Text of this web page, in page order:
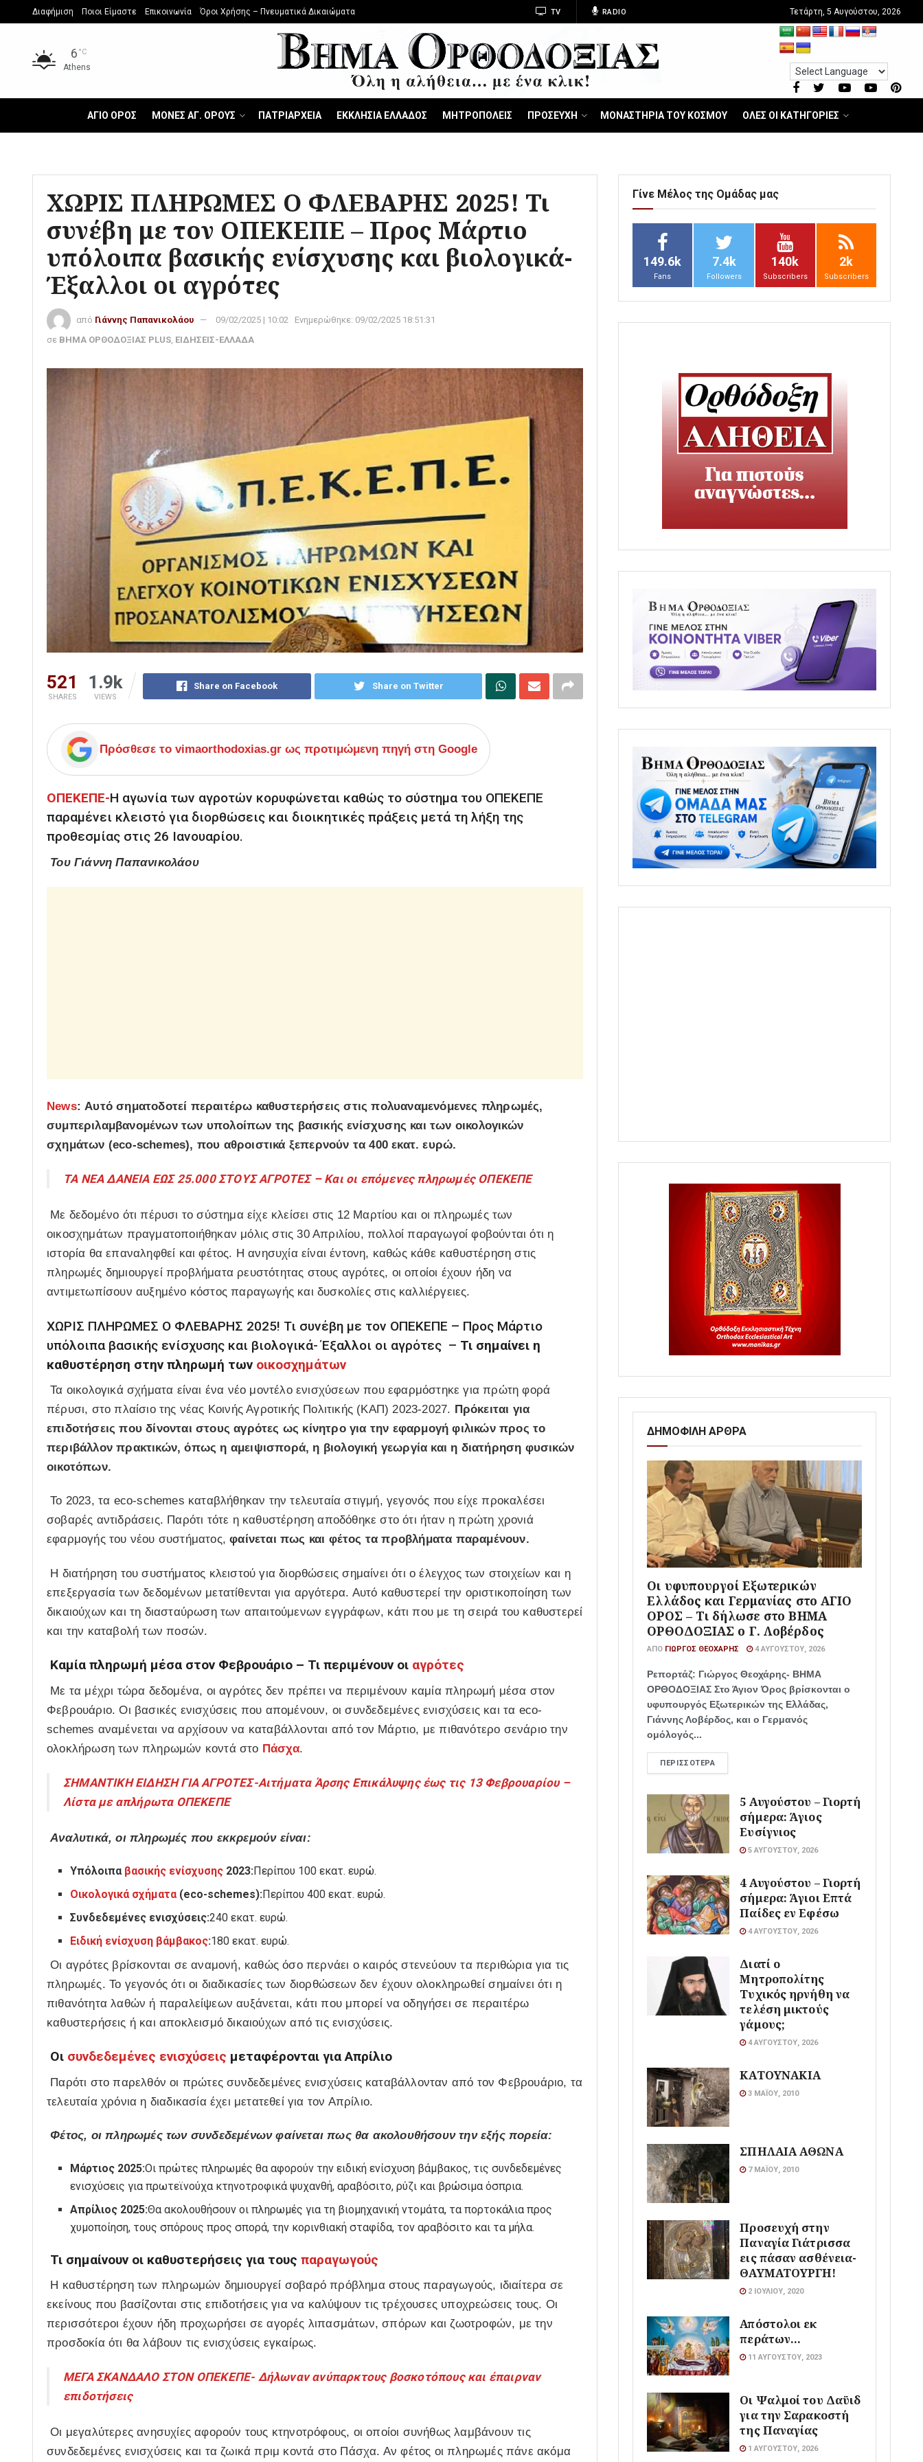
Διαφήμιση Ποιοι Είμαστε Επικοινωνία Όροι Χρήσης – Πνευματικά Δικαιώματα TV RADIO Τετάρτη, 5 Αυγούστου, 2026
6 °C
Athens
ΑΓΙΟ ΟΡΟΣ ΜΟΝΕΣ ΑΓ. ΟΡΟΥΣ ΠΑΤΡΙΑΡΧΕΙΑ ΕΚΚΛΗΣΙΑ ΕΛΛΑΔΟΣ ΜΗΤΡΟΠΟΛΕΙΣ ΠΡΟΣΕΥΧΗ ΜΟΝΑΣΤΗΡΙΑ ΤΟΥ ΚΟΣΜΟΥ ΟΛΕΣ ΟΙ ΚΑΤΗΓΟΡΙΕΣ
ΧΩΡΙΣ ΠΛΗΡΩΜΕΣ Ο ΦΛΕΒΑΡΗΣ 2025! Τι
συνέβη με τον ΟΠΕΚΕΠΕ – Προς Μάρτιο
υπόλοιπα βασικής ενίσχυσης και βιολογικά-
Έξαλλοι οι αγρότες
από Γιάννης Παπανικολάου 09/02/2025 | 10:02 Ενημερώθηκε: 09/02/2025 18:51:31
σε ΒΗΜΑ ΟΡΘΟΔΟΞΙΑΣ PLUS, ΕΙΔΗΣΕΙΣ-ΕΛΛΑΔΑ
521
SHARES
1.9k
VIEWS
Share on Facebook Share on Twitter
Πρόσθεσε το vimaorthodoxias.gr ως προτιμώμενη πηγή στη Google
ΟΠΕΚΕΠΕ-Η αγωνία των αγροτών κορυφώνεται καθώς το σύστημα του ΟΠΕΚΕΠΕ
παραμένει κλειστό για διορθώσεις και διοικητικές πράξεις μετά τη λήξη της
προθεσμίας στις 26 Ιανουαρίου.
Του Γιάννη Παπανικολάου
News: Αυτό σηματοδοτεί περαιτέρω καθυστερήσεις στις πολυαναμενόμενες πληρωμές,
συμπεριλαμβανομένων των υπολοίπων της βασικής ενίσχυσης και των οικολογικών
σχημάτων (eco-schemes), που αθροιστικά ξεπερνούν τα 400 εκατ. ευρώ.
ΤΑ ΝΕΑ ΔΑΝΕΙΑ ΕΩΣ 25.000 ΣΤΟΥΣ ΑΓΡΟΤΕΣ – Και οι επόμενες πληρωμές ΟΠΕΚΕΠΕ
Με δεδομένο ότι πέρυσι το σύστημα είχε κλείσει στις 12 Μαρτίου και οι πληρωμές των
οικοσχημάτων πραγματοποιήθηκαν μόλις στις 30 Απριλίου, πολλοί παραγωγοί φοβούνται ότι η
ιστορία θα επαναληφθεί και φέτος. Η ανησυχία είναι έντονη, καθώς κάθε καθυστέρηση στις
πληρωμές δημιουργεί προβλήματα ρευστότητας στους αγρότες, οι οποίοι έχουν ήδη να
αντιμετωπίσουν αυξημένο κόστος παραγωγής και δυσκολίες στις καλλιέργειες.
ΧΩΡΙΣ ΠΛΗΡΩΜΕΣ Ο ΦΛΕΒΑΡΗΣ 2025! Τι συνέβη με τον ΟΠΕΚΕΠΕ – Προς Μάρτιο
υπόλοιπα βασικής ενίσχυσης και βιολογικά- Έξαλλοι οι αγρότες – Τι σημαίνει η
καθυστέρηση στην πληρωμή των οικοσχημάτων
Τα οικολογικά σχήματα είναι ένα νέο μοντέλο ενισχύσεων που εφαρμόστηκε για πρώτη φορά
πέρυσι, στο πλαίσιο της νέας Κοινής Αγροτικής Πολιτικής (ΚΑΠ) 2023-2027. Πρόκειται για
επιδοτήσεις που δίνονται στους αγρότες ως κίνητρο για την εφαρμογή φιλικών προς το
περιβάλλον πρακτικών, όπως η αμειψισπορά, η βιολογική γεωργία και η διατήρηση φυσικών
οικοτόπων.
Το 2023, τα eco-schemes καταβλήθηκαν την τελευταία στιγμή, γεγονός που είχε προκαλέσει
σοβαρές αντιδράσεις. Παρότι τότε η καθυστέρηση αποδόθηκε στο ότι ήταν η πρώτη χρονιά
εφαρμογής του νέου συστήματος, φαίνεται πως και φέτος τα προβλήματα παραμένουν.
Η διατήρηση του συστήματος κλειστού για διορθώσεις σημαίνει ότι ο έλεγχος των στοιχείων και η
επεξεργασία των δεδομένων μετατίθενται για αργότερα. Αυτό καθυστερεί την οριστικοποίηση των
δικαιούχων και τη διασταύρωση των απαιτούμενων εγγράφων, κάτι που με τη σειρά του καθυστερεί
και την καταβολή των ποσών.
Καμία πληρωμή μέσα στον Φεβρουάριο – Τι περιμένουν οι αγρότες
Με τα μέχρι τώρα δεδομένα, οι αγρότες δεν πρέπει να περιμένουν καμία πληρωμή μέσα στον
Φεβρουάριο. Οι βασικές ενισχύσεις που απομένουν, οι συνδεδεμένες ενισχύσεις και τα eco-
schemes αναμένεται να αρχίσουν να καταβάλλονται από τον Μάρτιο, με πιθανότερο σενάριο την
ολοκλήρωση των πληρωμών κοντά στο Πάσχα.
ΣΗΜΑΝΤΙΚΗ ΕΙΔΗΣΗ ΓΙΑ ΑΓΡΟΤΕΣ-Αιτήματα Άρσης Επικάλυψης έως τις 13 Φεβρουαρίου –
Λίστα με απλήρωτα ΟΠΕΚΕΠΕ
Αναλυτικά, οι πληρωμές που εκκρεμούν είναι:
Υπόλοιπα βασικής ενίσχυσης 2023:Περίπου 100 εκατ. ευρώ.
Οικολογικά σχήματα(eco-schemes):Περίπου 400 εκατ. ευρώ.
Συνδεδεμένες ενισχύσεις:240 εκατ. ευρώ.
Ειδική ενίσχυση βάμβακος:180 εκατ. ευρώ.
Οι αγρότες βρίσκονται σε αναμονή, καθώς όσο περνάει ο καιρός στενεύουν τα περιθώρια για τις
πληρωμές. Το γεγονός ότι οι διαδικασίες των διορθώσεων δεν έχουν ολοκληρωθεί σημαίνει ότι η
πιθανότητα λαθών ή παραλείψεων αυξάνεται, κάτι που μπορεί να οδηγήσει σε περαιτέρω
καθυστερήσεις ή και αποκλεισμό δικαιούχων από τις ενισχύσεις.
Οι συνδεδεμένες ενισχύσεις μεταφέρονται για Απρίλιο
Παρότι στο παρελθόν οι πρώτες συνδεδεμένες ενισχύσεις καταβάλλονταν από τον Φεβρουάριο, τα
τελευταία χρόνια η διαδικασία έχει μετατεθεί για τον Απρίλιο.
Φέτος, οι πληρωμές των συνδεδεμένων φαίνεται πως θα ακολουθήσουν την εξής πορεία:
Μάρτιος 2025:Οι πρώτες πληρωμές θα αφορούν την ειδική ενίσχυση βάμβακος, τις συνδεδεμένες
ενισχύσεις για πρωτεϊνούχα κτηνοτροφικά ψυχανθή, αραβόσιτο, ρύζι και βρώσιμα όσπρια.
Απρίλιος 2025:Θα ακολουθήσουν οι πληρωμές για τη βιομηχανική ντομάτα, τα πορτοκάλια προς
χυμοποίηση, τους σπόρους προς σπορά, την κορινθιακή σταφίδα, τον αραβόσιτο και τα μήλα.
Τι σημαίνουν οι καθυστερήσεις για τους παραγωγούς
Η καθυστέρηση των πληρωμών δημιουργεί σοβαρό πρόβλημα στους παραγωγούς, ιδιαίτερα σε
εκείνους που βασίζονται στις επιδοτήσεις για να καλύψουν τις τρέχουσες υποχρεώσεις τους. Οι
περισσότεροι έχουν ήδη προχωρήσει σε αγορές λιπασμάτων, σπόρων και ζωοτροφών, με την
προσδοκία ότι θα λάβουν τις ενισχύσεις εγκαίρως.
ΜΕΓΑ ΣΚΑΝΔΑΛΟ ΣΤΟΝ ΟΠΕΚΕΠΕ- Δήλωναν ανύπαρκτους βοσκοτόπους και έπαιρναν
επιδοτήσεις
Οι μεγαλύτερες ανησυχίες αφορούν τους κτηνοτρόφους, οι οποίοι συνήθως λαμβάνουν τις
συνδεδεμένες ενισχύσεις και τα ζωικά πριμ κοντά στο Πάσχα. Αν φέτος οι πληρωμές πάνε ακόμα
Γίνε Μέλος της Ομάδας μας
149.6k
Fans
7.4k
Followers
140k
Subscribers
2k
Subscribers
ΔΗΜΟΦΙΛΗ ΑΡΘΡΑ
Οι υφυπουργοί Εξωτερικών
Ελλάδος και Γερμανίας στο ΑΓΙΟ
ΟΡΟΣ – Τι δήλωσε στο ΒΗΜΑ
ΟΡΘΟΔΟΞΙΑΣ ο Γ. Λοβέρδος
ΑΠΌ ΓΙΏΡΓΟΣ ΘΕΟΧΆΡΗΣ 4 ΑΥΓΟΎΣΤΟΥ, 2026
Ρεπορτάζ: Γιώργος Θεοχάρης- ΒΗΜΑ
ΟΡΘΟΔΟΞΙΑΣ Στο Άγιον Όρος βρίσκονται ο
υφυπουργός Εξωτερικών της Ελλάδας,
Γιάννης Λοβέρδος, και ο Γερμανός
ομόλογός...
ΠΕΡΙΣΣΌΤΕΡΑ
5 Αυγούστου – Γιορτή
σήμερα: Άγιος
Ευσίγνιος
5 ΑΥΓΟΎΣΤΟΥ, 2026
4 Αυγούστου – Γιορτή
σήμερα: Άγιοι Επτά
Παίδες εν Εφέσω
4 ΑΥΓΟΎΣΤΟΥ, 2026
Διατί ο
Μητροπολίτης
Τυχικός ηρνήθη να
τελέση μικτούς
γάμους;
4 ΑΥΓΟΎΣΤΟΥ, 2026
ΚΑΤΟΥΝΑΚΙΑ
3 ΜΑΪ́ΟΥ, 2010
ΣΠΗΛΑΙΑ ΑΘΩΝΑ
7 ΜΑΪ́ΟΥ, 2010
Προσευχή στην
Παναγία Γιάτρισσα
εις πάσαν ασθένεια-
ΘΑΥΜΑΤΟΥΡΓΗ!
2 ΙΟΥΛΊΟΥ, 2020
Απόστολοι εκ
περάτων…
11 ΑΥΓΟΎΣΤΟΥ, 2023
Οι Ψαλμοί του Δαϋιδ
για την Σαρακοστή
της Παναγίας
1 ΑΥΓΟΎΣΤΟΥ, 2026